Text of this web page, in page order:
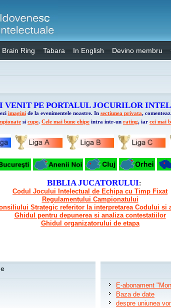
Brain Ring Tabara In English Devino membru
VENIT PE PORTALUL JOCURILOR
imaginide la evenimentele noastre. In sectiunea privata,
si cupe. Cele mai bune ehipe intra intr-un rating, iar cei mai
BIBLIA JUCATORULUI:
Codul Jocului Intelectual de Echipa cu Timp Fixat
Regulamentului Campionatului
Strategic referitor la interpretarea Codului si
Ghidul pentru depunerea si analiza contestatiilor
Ghidul organizatorului de etapa
E-abonament
Baza de date
despre uniunea